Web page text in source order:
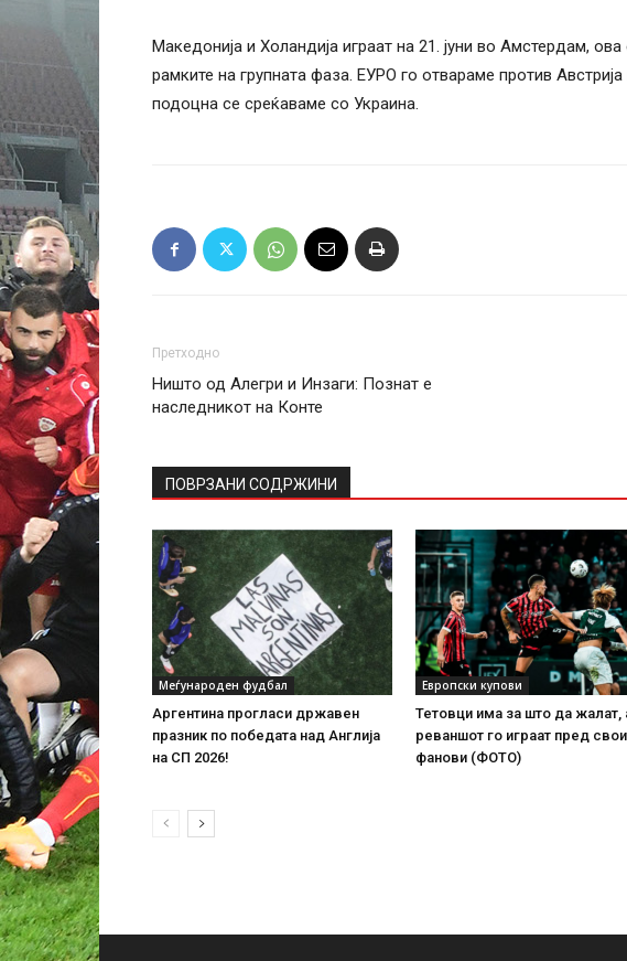
Македонија и Холандија играат на 21. јуни во Амстердам,
рамките на групната фаза. ЕУРО го отвараме против
подоцна се среќаваме со Украина.
Претходно
Ништо од Алегри и Инзаги: Познат е
наследникот на Конте
ПОВРЗАНИ СОДРЖИНИ
Меѓународен фудбал
Аргентина прогласи државен
празник по победата над Англија
на СП 2026!
Европски купови
Тетовци има за што да жалат,
реваншот го играат пред
фанови (ФОТО)